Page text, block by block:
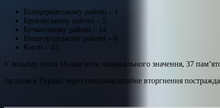
Білоцерківському районі – 1
Броварському районі – 5
Бучанському районі – 14
Вишгородському районі – 6
Києві – 43
У їхньому числі 16 пам’яток національного значення, 37
Загалом в Україні через повномасштабне вторгнення